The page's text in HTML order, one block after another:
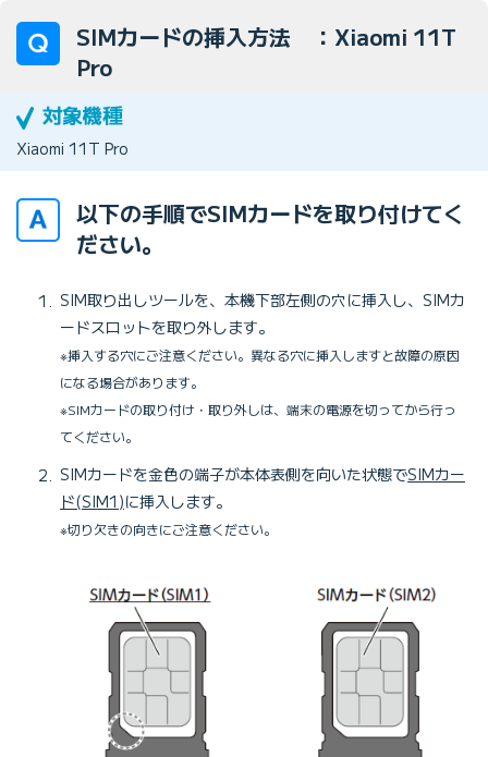
SIMカードの挿入方法 ：Xiaomi 11T
Pro
Xiaomi 11T Pro
以下の手順でSIMカードを取り付けてく
ださい。
SIM取り出しツールを、本機下部左側の穴に挿入し、SIMカ
ードスロットを取り外します。
※挿入する穴にご注意ください。異なる穴に挿入しますと故障の原因
になる場合があります。
※SIMカードの取り付け・取り外しは、端末の電源を切ってから行っ
てください。
SIMカードを金色の端子が本体表側を向いた状態でSIMカー
ド(SIM1)に挿入します。
※切り欠きの向きにご注意ください。